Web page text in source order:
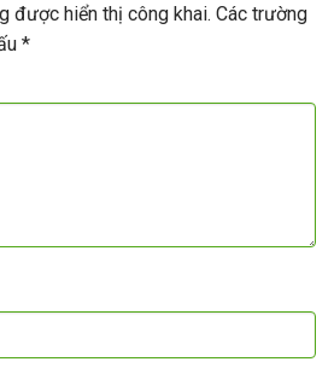
được hiển thị công khai. Các trường
*